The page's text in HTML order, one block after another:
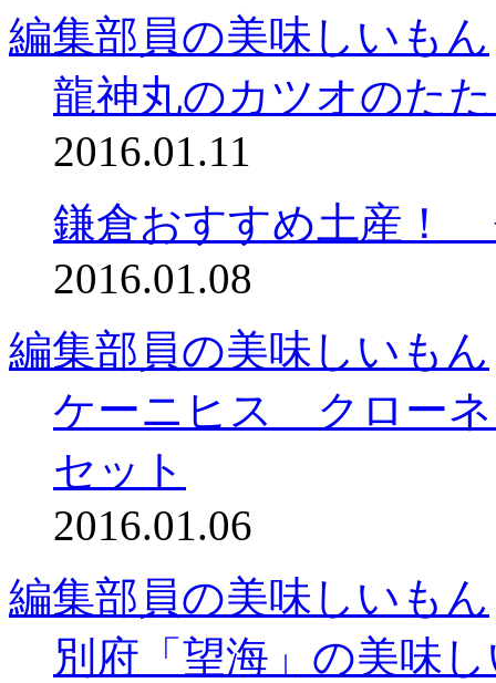
編集部員の美味しいもん
龍神丸のカツオのた
2016.01.11
鎌倉おすすめ土産！
2016.01.08
編集部員の美味しいもん
ケーニヒス クロー
セット
2016.01.06
編集部員の美味しいもん
別府「望海」の美味